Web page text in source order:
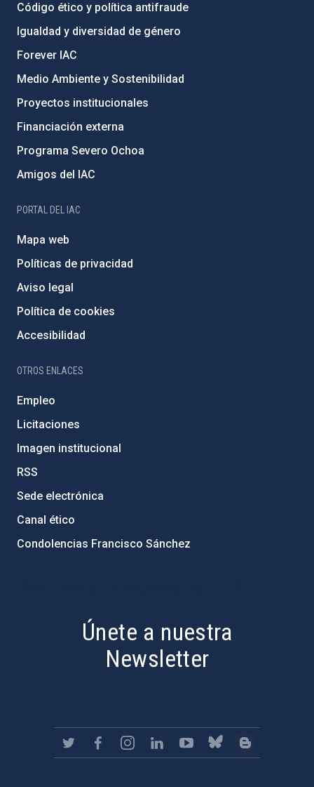
Código ético y política antifraude
Igualdad y diversidad de género
Forever IAC
Medio Ambiente y Sostenibilidad
Proyectos institucionales
Financiación externa
Programa Severo Ochoa
Amigos del IAC
PORTAL DEL IAC
Mapa web
Políticas de privacidad
Aviso legal
Política de cookies
Accesibilidad
OTROS ENLACES
Empleo
Licitaciones
Imagen institucional
RSS
Sede electrónica
Canal ético
Condolencias Francisco Sánchez
Únete a nuestra
Newsletter